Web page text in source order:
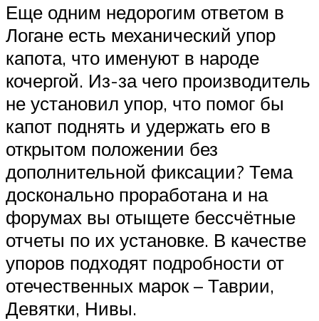
Еще одним недорогим ответом в
Логане есть механический упор
капота, что именуют в народе
кочергой. Из-за чего производитель
не установил упор, что помог бы
капот поднять и удержать его в
открытом положении без
дополнительной фиксации? Тема
досконально проработана и на
форумах вы отыщете бессчётные
отчеты по их установке. В качестве
упоров подходят подробности от
отечественных марок – Таврии,
Девятки, Нивы.